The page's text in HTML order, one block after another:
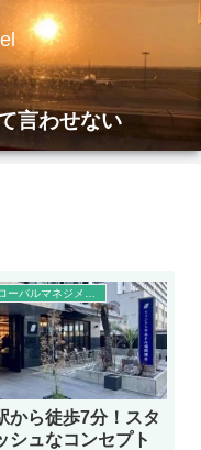
言わせない
から徒歩7分！スタ
シュなコンセプト